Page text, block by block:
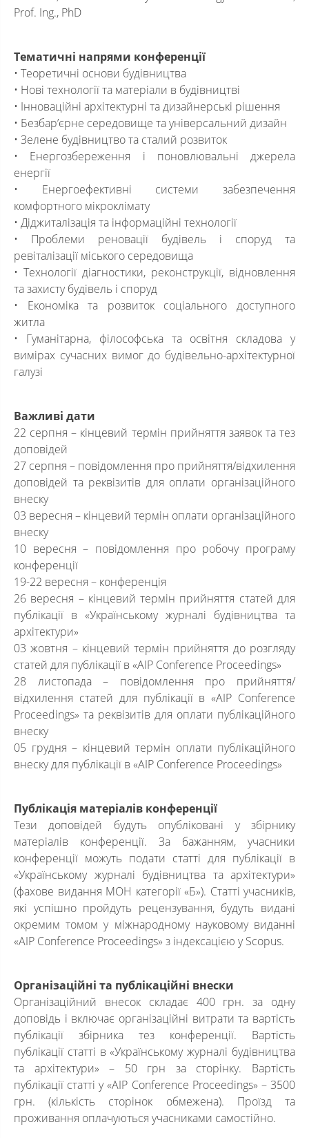
Prof. Ing., PhD
Тематичні напрями конференції
• Теоретичні основи будівництва
• Нові технології та матеріали в будівництві
• Інноваційні архітектурні та дизайнерські рішення
• Безбар’єрне середовище та універсальний дизайн
• Зелене будівництво та сталий розвиток
• Енергозбереження і поновлювальні джерела
енергії
• Енергоефективні системи забезпечення
комфортного мікроклімату
• Діджиталізація та інформаційні технології
• Проблеми реновації будівель і споруд та
ревіталізації міського середовища
• Технології діагностики, реконструкції, відновлення
та захисту будівель і споруд
• Економіка та розвиток соціального доступного
житла
• Гуманітарна, філософська та освітня складова у
вимірах сучасних вимог до будівельно-архітектурної
галузі
Важливі дати
22 серпня – кінцевий термін прийняття заявок та тез
доповідей
27 серпня – повідомлення про прийняття/відхилення
доповідей та реквізитів для оплати організаційного
внеску
03 вересня – кінцевий термін оплати організаційного
внеску
10 вересня – повідомлення про робочу програму
конференції
19-22 вересня – конференція
26 вересня – кінцевий термін прийняття статей для
публікації в «Українському журналі будівництва та
архітектури»
03 жовтня – кінцевий термін прийняття до розгляду
статей для публікації в «AIP Conference Proceedings»
28 листопада – повідомлення про прийняття/
відхилення статей для публікації в «AIP Conference
Proceedings» та реквізитів для оплати публікаційного
внеску
05 грудня – кінцевий термін оплати публікаційного
внеску для публікації в «AIP Conference Proceedings»
Публікація матеріалів конференції
Тези доповідей будуть опубліковані у збірнику
матеріалів конференції. За бажанням, учасники
конференції можуть подати статті для публікації в
«Українському журналі будівництва та архітектури»
(фахове видання МОН категорії «Б»). Статті учасників,
які успішно пройдуть рецензування, будуть видані
окремим томом у міжнародному науковому виданні
«AIP Conference Proceedings» з індексацією у Scopus.
Організаційні та публікаційні внески
Організаційний внесок складає 400 грн. за одну
доповідь і включає організаційні витрати та вартість
публікації збірника тез конференції. Вартість
публікації статті в «Українському журналі будівництва
та архітектури» – 50 грн за сторінку. Вартість
публікації статті у «AIP Conference Proceedings» – 3500
грн. (кількість сторінок обмежена). Проїзд та
проживання оплачуються учасниками самостійно.